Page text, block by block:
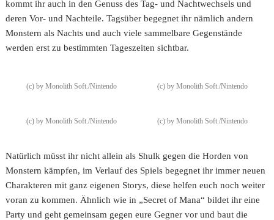
kommt ihr auch in den Genuss des Tag- und Nachtwechsels und
deren Vor- und Nachteile. Tagsüber begegnet ihr nämlich andern
Monstern als Nachts und auch viele sammelbare Gegenstände
werden erst zu bestimmten Tageszeiten sichtbar.
(c) by Monolith Soft./Nintendo (c) by Monolith Soft./Nintendo
(c) by Monolith Soft./Nintendo (c) by Monolith Soft./Nintendo
Natürlich müsst ihr nicht allein als Shulk gegen die Horden von
Monstern kämpfen, im Verlauf des Spiels begegnet ihr immer neuen
Charakteren mit ganz eigenen Storys, diese helfen euch noch weiter
voran zu kommen. Ähnlich wie in „Secret of Mana“ bildet ihr eine
Party und geht gemeinsam gegen eure Gegner vor und baut die